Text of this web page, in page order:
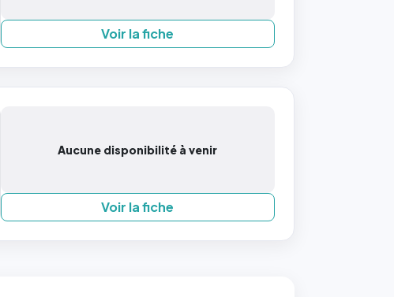
Voir la fiche
Aucune disponibilité à venir
Voir la fiche